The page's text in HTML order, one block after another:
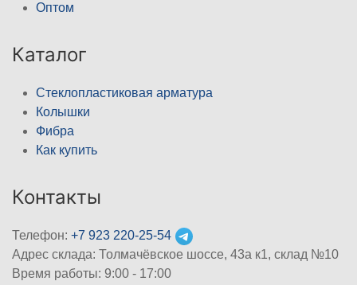
Оптом
Каталог
Стеклопластиковая арматура
Колышки
Фибра
Как купить
Контакты
Телефон: +7 923 220-25-54
Адрес склада: Толмачёвское шоссе, 43а к1, склад №10
Время работы: 9:00 - 17:00